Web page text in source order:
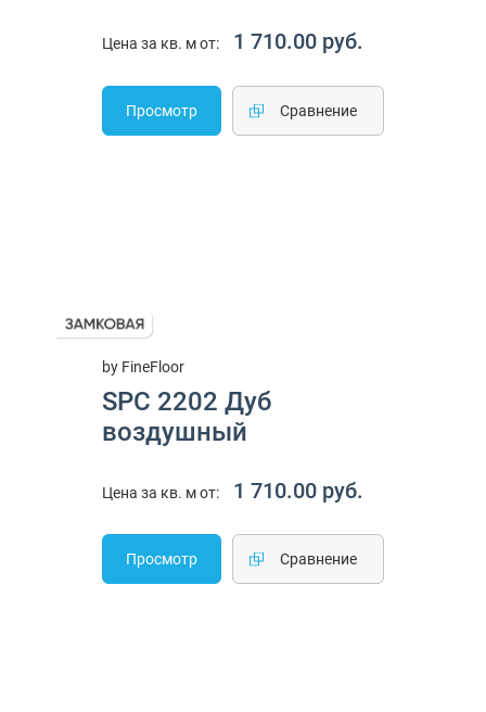
Цена за кв. м от: 1 710.00 руб.
Просмотр Cравнение
by FineFloor
SPC 2202 Дуб
воздушный
Цена за кв. м от: 1 710.00 руб.
Просмотр Cравнение